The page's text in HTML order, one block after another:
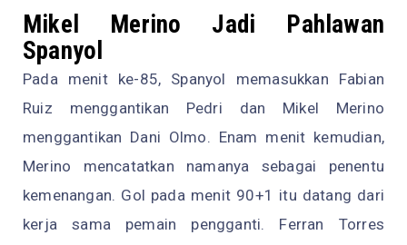
Mikel Merino Jadi Pahlawan
Spanyol
Pada menit ke-85, Spanyol memasukkan Fabian
Ruiz menggantikan Pedri dan Mikel Merino
menggantikan Dani Olmo. Enam menit kemudian,
Merino mencatatkan namanya sebagai penentu
kemenangan. Gol pada menit 90+1 itu datang dari
kerja sama pemain pengganti. Ferran Torres